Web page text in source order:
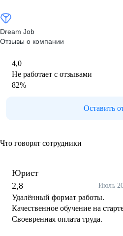
Dream Job
Отзывы о компании
4,0
Не работает с отзывами
82%
Оставить
Что говорят сотрудники
Юрист
2,8
Июль
Удалённый формат работы.
Качественное обучение на
Своевренная оплата труда.